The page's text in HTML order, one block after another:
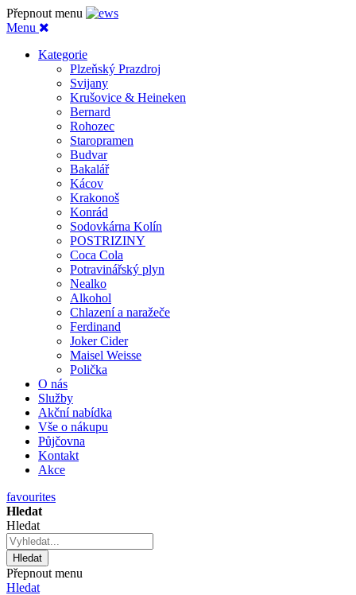
Přepnout menu
Menu
Kategorie
Plzeňský Prazdroj
Svijany
Krušovice & Heineken
Bernard
Rohozec
Staropramen
Budvar
Bakalář
Kácov
Krakonoš
Konrád
Sodovkárna Kolín
POSTRIZINY
Coca Cola
Potravinářský plyn
Nealko
Alkohol
Chlazení a naražeče
Ferdinand
Joker Cider
Maisel Weisse
Polička
O nás
Služby
Akční nabídka
Vše o nákupu
Půjčovna
Kontakt
Akce
favourites
Hledat
Hledat
Hledat
Přepnout menu
Hledat